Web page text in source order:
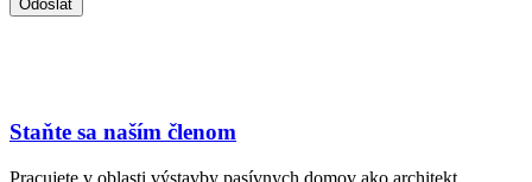
Staňte sa naším členom
Pracujete v oblasti výstavby pasívnych domov ako architekt,